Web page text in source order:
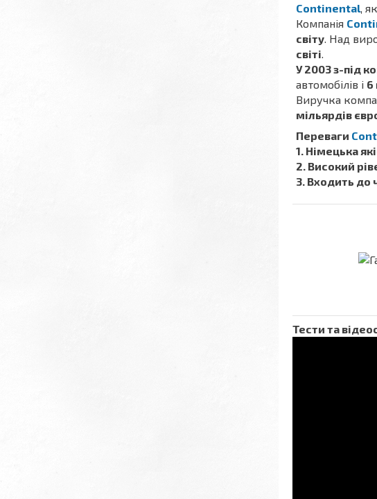
Continental,
Компанія
світу. Над
світі.
У 2003 з-під
автомобілів і 6
Виручка
мільярдів
Переваги
1. Німецька
2. Високий
3. Входить до
Тести та